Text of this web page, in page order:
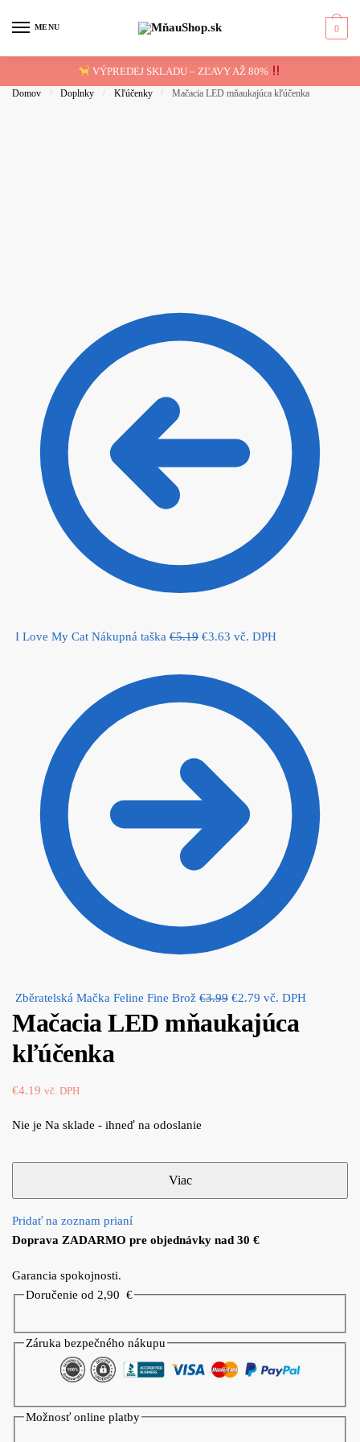
MENU 0
VÝPREDEJ SKLADU – ZĽAVY AŽ 80%
Domov / Doplnky / Kľúčenky / Mačacia LED mňaukajúca kľúčenka
I Love My Cat Nákupná taška €5.19 Original
was:
€3.63 Current
€3.63.
vč. DPH
Zběratelská Mačka Feline Fine Brož €3.99 Original
price
was:
€2.79 Current
price
is:
vč. DPH
Mačacia LED mňaukajúca
kľúčenka
€4.19 vč. DPH
Nie je Na sklade - ihneď na odoslanie
Pridať na zoznam prianí
Doprava ZADARMO pre objednávky nad 30 €
Garancia spokojnosti.
Doručenie od 2,90€
Záruka bezpečného nákupu
Možnosť online platby